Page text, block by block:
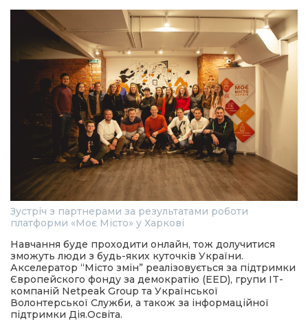
Зустріч з партнерами за результатами роботи
платформи «Моє Місто» у Харкові
Навчання буде проходити онлайн, тож долучитися
зможуть люди з будь-яких куточків України.
Акселератор “Місто змін” реалізовується за підтримки
Європейского фонду за демократію (EED), групи IT-
компаній Netpeak Group та Української
Волонтерської Служби, а також за інформаційної
підтримки Дія.Освіта.